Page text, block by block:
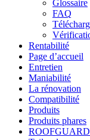
Glossaire
FAQ
Rentabilité
Page d’accueil
Entretien
Maniabilité
La rénovation
Compatibilité
Produits
Produits phares